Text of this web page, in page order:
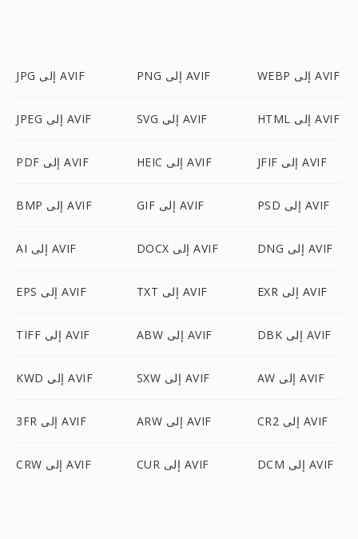
JPG إلى AVIF PNG إلى AVIF WEBP إلى AVIF
JPEG إلى AVIF SVG إلى AVIF HTML إلى AVIF
PDF إلى AVIF HEIC إلى AVIF JFIF إلى AVIF
BMP إلى AVIF GIF إلى AVIF PSD إلى AVIF
AI إلى AVIF DOCX إلى AVIF DNG إلى AVIF
EPS إلى AVIF TXT إلى AVIF EXR إلى AVIF
TIFF إلى AVIF ABW إلى AVIF DBK إلى AVIF
KWD إلى AVIF SXW إلى AVIF AW إلى AVIF
3FR إلى AVIF ARW إلى AVIF CR2 إلى AVIF
CRW إلى AVIF CUR إلى AVIF DCM إلى AVIF